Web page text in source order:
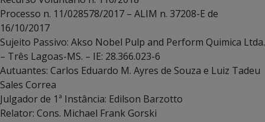
Processo n. 11/028578/2017 – ALIM n. 37208-E de
16/10/2017
Sujeito Passivo: Akso Nobel Pulp and Perform Quimica Ltda.
– Três Lagoas-MS. – IE: 28.366.023-6
Autuantes: Carlos Eduardo M. Ayres de Souza e Luiz Tadeu
Sales Correa
Julgador de 1ª Instância: Edilson Barzotto
Relator: Cons. Michael Frank Gorski